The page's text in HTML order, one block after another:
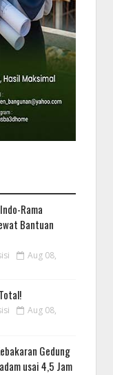
Rama
Bantuan
Aug 08,
Aug 08,
Gedung
usai 4,5 Jam